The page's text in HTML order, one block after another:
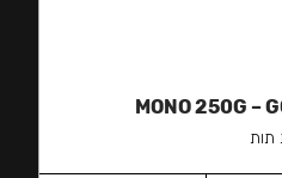
MONO 250G –
תות